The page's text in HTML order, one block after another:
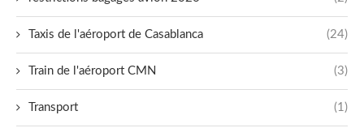
Taxis de l'aéroport de Casablanca (24)
Train de l'aéroport CMN (3)
Transport (1)